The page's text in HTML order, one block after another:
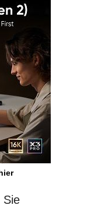
Sie